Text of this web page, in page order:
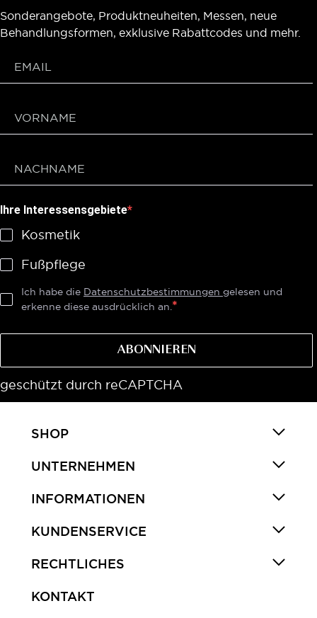
Sonderangebote, Produktneuheiten, Messen, neue
Behandlungsformen, exklusive Rabattcodes und mehr.
Ihre Interessensgebiete
Kosmetik
Fußpflege
Ich habe die Datenschutzbestimmungen gelesen und
erkenne diese ausdrücklich an.
ABONNIEREN
geschützt durch reCAPTCHA
SHOP
UNTERNEHMEN
INFORMATIONEN
KUNDENSERVICE
RECHTLICHES
KONTAKT